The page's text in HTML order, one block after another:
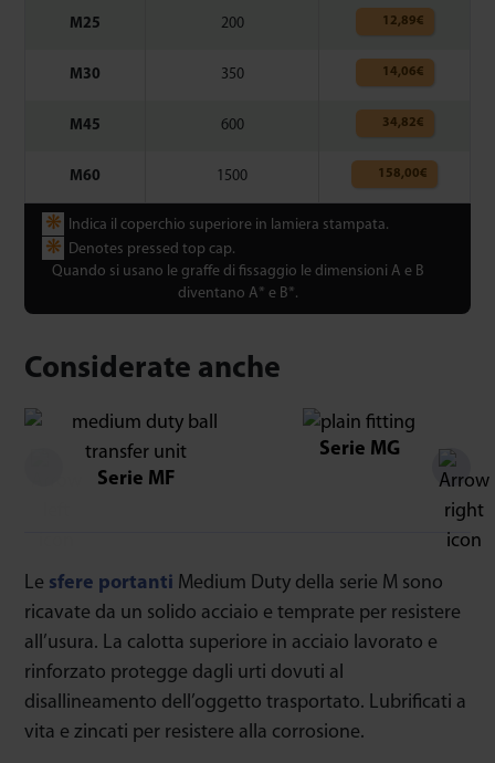
M25 200 12,89€
M30 350 14,06€
M45 600 34,82€
M60 1500 158,00€
❋ Indica il coperchio superiore in lamiera stampata.
❋
Denotes pressed top cap.
Quando si usano le graffe di fissaggio le dimensioni A e B
diventano A* e B*.
Considerate anche
Serie MF
Serie MG
Le sfere portanti Medium Duty della serie M sono
ricavate da un solido acciaio e temprate per resistere
all’usura. La calotta superiore in acciaio lavorato e
rinforzato protegge dagli urti dovuti al
disallineamento dell’oggetto trasportato. Lubrificati a
vita e zincati per resistere alla corrosione.